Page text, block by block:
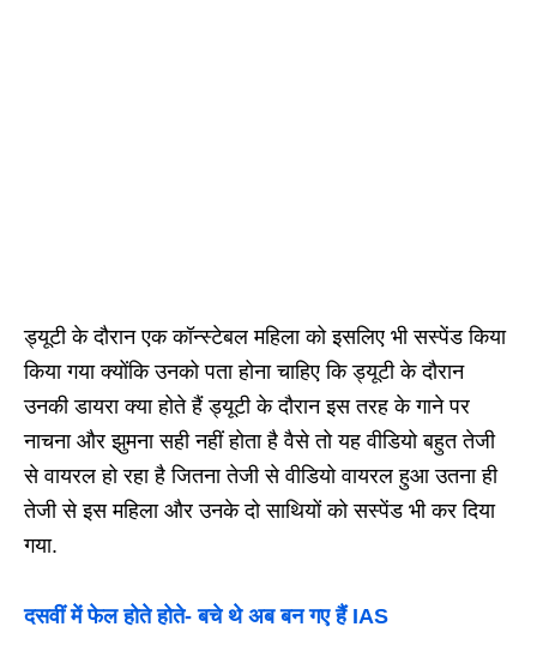
ड्यूटी के दौरान एक कॉन्स्टेबल महिला को इसलिए भी सस्पेंड किया
किया गया क्योंकि उनको पता होना चाहिए कि ड्यूटी के दौरान
उनकी डायरा क्या होते हैं ड्यूटी के दौरान इस तरह के गाने पर
नाचना और झुमना सही नहीं होता है वैसे तो यह वीडियो बहुत तेजी
से वायरल हो रहा है जितना तेजी से वीडियो वायरल हुआ उतना ही
तेजी से इस महिला और उनके दो साथियों को सस्पेंड भी कर दिया
गया.
दसवीं में फेल होते होते- बचे थे अब बन गए हैं IAS